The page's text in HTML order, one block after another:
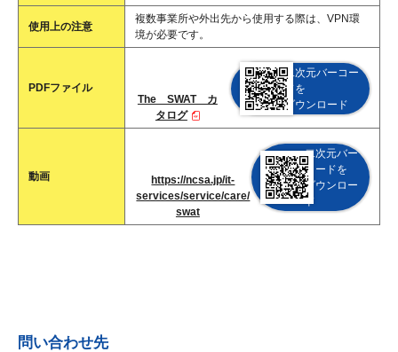
使用上の注意
複数事業所や外出先から使用する際は、VPN環
境が必要です。
PDFファイル
The SWAT カ
タログ
二次元バーコー
ドを
ダウンロード
動画
https://ncsa.jp/it-
services/service/care/
swat
二次元バー
コードを
ダウンロー
ド
問い合わせ先